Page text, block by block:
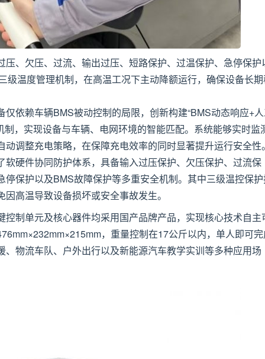
、欠压、过流、输出过压、短路保护、过温保护、急停保护
级温度管理机制，在高温工况下主动降额运行，确保设备长
依赖车辆BMS被动控制的局限，创新构建“BMS动态响应+
，实现设备与车辆、电网环境的智能匹配。系统能够实时监
调整充电策略，在保障充电效率的同时显著提升运行安全性。
硬件协同防护体系，具备输入过压保护、欠压保护、过流保
保护以及BMS故障保护等多重安全机制。其中三级温控保
高温导致设备损坏或安全事故发生。
制单元及核心器件均采用国产品牌产品，实现核心技术自主
，重量控制在17公斤以内，单人即可
物流车队、户外出行以及新能源汽车教学实训等多种应用场